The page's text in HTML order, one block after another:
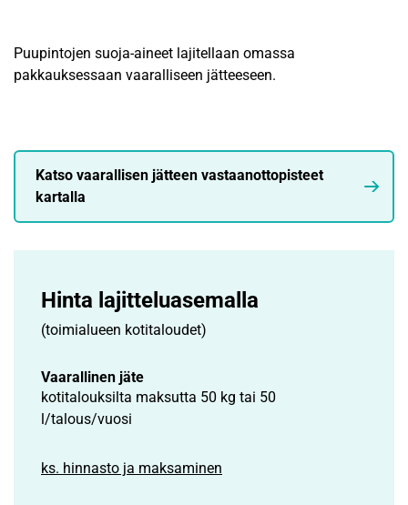
Puupintojen suoja-aineet lajitellaan omassa
pakkauksessaan vaaralliseen jätteeseen.
Katso vaarallisen jätteen vastaanottopisteet
kartalla
Hinta lajittelu­asemalla
(toimialueen kotitaloudet)
Vaarallinen jäte
kotitalouksilta maksutta 50 kg tai 50
l/talous/vuosi
ks. hinnasto ja maksaminen